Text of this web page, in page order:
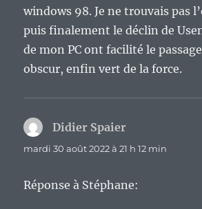
windows 98. Je ne trouvais pas
puis finalement le déclin de
de mon PC ont facilité le
obscur, enfin vert de la force.
Didier Spaier
mardi 30 août 2022 à 21 h 12 min
Réponse à Stéphane: